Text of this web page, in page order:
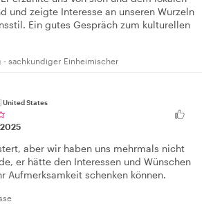
und zeigte Interesse an unseren Wurzeln
Ein gutes Gespräch zum kulturellen
- sachkundiger Einheimischer
United States
aber wir haben uns mehrmals nicht
er hätte den Interessen und Wünschen
Aufmerksamkeit schenken können.